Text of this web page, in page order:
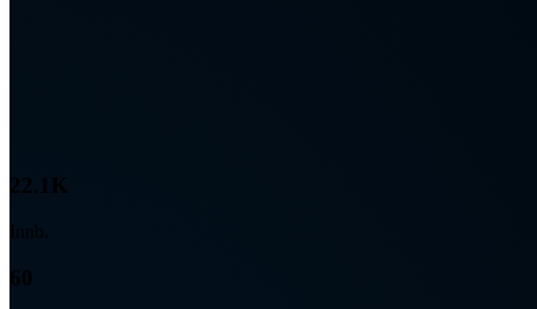
22.1K
Innb.
60